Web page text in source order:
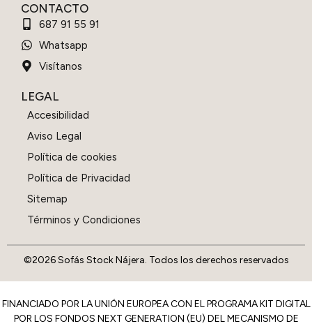
CONTACTO
687 91 55 91
Whatsapp
Visítanos
LEGAL
Accesibilidad
Aviso Legal
Política de cookies
Política de Privacidad
Sitemap
Términos y Condiciones
©2026 Sofás Stock Nájera. Todos los derechos reservados
FINANCIADO POR LA UNIÓN EUROPEA CON EL PROGRAMA KIT DIGITAL
POR LOS FONDOS NEXT GENERATION (EU) DEL MECANISMO DE